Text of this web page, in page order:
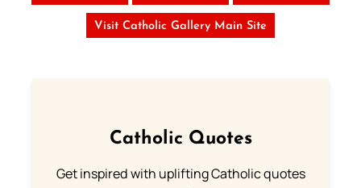
Visit Catholic Gallery Main Site
Catholic Quotes
Get inspired with uplifting Catholic quotes